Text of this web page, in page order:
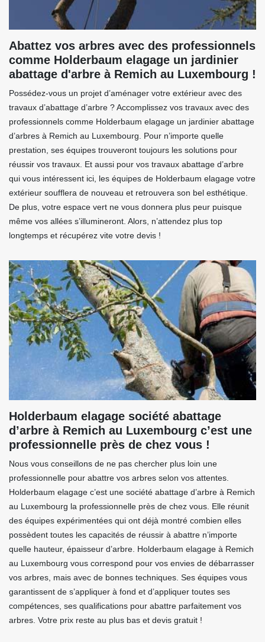
Abattez vos arbres avec des professionnels
comme Holderbaum elagage un jardinier
abattage d'arbre à Remich au Luxembourg !
Possédez-vous un projet d’aménager votre extérieur avec des
travaux d’abattage d’arbre ? Accomplissez vos travaux avec des
professionnels comme Holderbaum elagage un jardinier abattage
d’arbres à Remich au Luxembourg. Pour n’importe quelle
prestation, ses équipes trouveront toujours les solutions pour
réussir vos travaux. Et aussi pour vos travaux abattage d’arbre
qui vous intéressent ici, les équipes de Holderbaum elagage votre
extérieur soufflera de nouveau et retrouvera son bel esthétique.
De plus, votre espace vert ne vous donnera plus peur puisque
même vos allées s’illumineront. Alors, n’attendez plus top
longtemps et récupérez vite votre devis !
Holderbaum elagage société abattage
d’arbre à Remich au Luxembourg c’est une
professionnelle près de chez vous !
Nous vous conseillons de ne pas chercher plus loin une
professionnelle pour abattre vos arbres selon vos attentes.
Holderbaum elagage c’est une société abattage d’arbre à Remich
au Luxembourg la professionnelle près de chez vous. Elle réunit
des équipes expérimentées qui ont déjà montré combien elles
possèdent toutes les capacités de réussir à abattre n’importe
quelle hauteur, épaisseur d’arbre. Holderbaum elagage à Remich
au Luxembourg vous correspond pour vos envies de débarrasser
vos arbres, mais avec de bonnes techniques. Ses équipes vous
garantissent de s’appliquer à fond et d’appliquer toutes ses
compétences, ses qualifications pour abattre parfaitement vos
arbres. Votre prix reste au plus bas et devis gratuit !